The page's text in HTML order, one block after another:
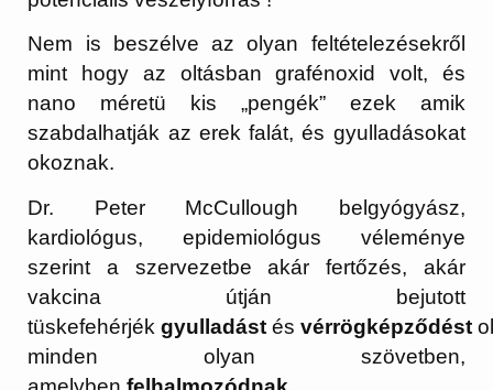
Nem is beszélve az olyan feltételezésekről
mint hogy az oltásban grafénoxid volt, és
nano méretü kis „pengék” ezek amik
szabdalhatják az erek falát, és gyulladásokat
okoznak.
Dr. Peter McCullough belgyógyász,
kardiológus, epidemiológus véleménye
szerint a szervezetbe akár fertőzés, akár
vakcina útján bejutott
tüskefehérjékgyulladástésvérrögképződést
minden olyan szövetben,